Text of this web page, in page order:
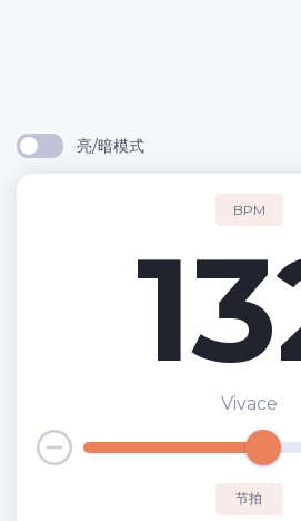
亮/暗模式
BPM
Vivace
节拍